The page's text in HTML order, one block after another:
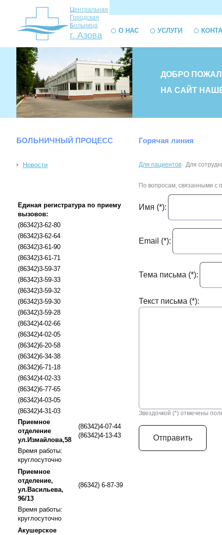
Центральная
Городская
Больница
г. Азова О НАС УСЛУГИ
ДОБРО
НА САЙТ
БОЛЬНИЧНЫЙ ПРОЦЕСС
Новости
Единая регистратура по приему
вызовов:
(86342)3-62-80
(86342)3-62-64
(86342)3-61-90
(86342)3-61-71
(86342)3-59-37
(86342)3-59-33
(86342)3-59-32
(86342)3-59-30
(86342)3-59-28
(86342)4-02-66
(86342)4-02-05
(86342)6-20-58
(86342)6-34-38
(86342)6-71-18
(86342)4-02-33
(86342)6-77-65
(86342)4-03-05
(86342)4-31-03
Приемное
отделение
ул.Измайлова,58
(86342)4-07-44
(86342)4-13-43
Время работы:
круглосуточно
Приемное
отделение,
ул.Васильева,
96/13
(86342) 6-87-39
Время работы:
круглосуточно
Акушерское
Горячая линия
Для пациентов Для
По вопросам, связанными с
Имя (*):
Email (*):
Тема письма (*):
Текст письма (*):
Звездочкой (*) отмечены